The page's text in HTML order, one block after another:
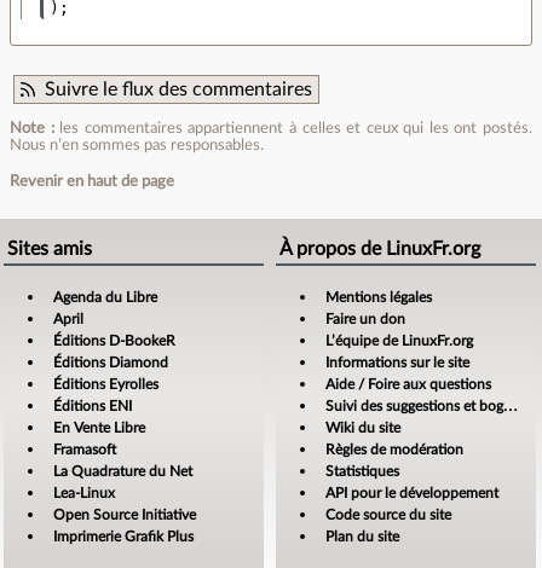
);
Suivre le flux des commentaires
Note :les commentaires appartiennent à celles et ceux qui les ont postés.
Nous n’en sommes pas responsables.
Revenir en haut de page
Sites amis
Agenda du Libre
April
Éditions D-BookeR
Éditions Diamond
Éditions Eyrolles
Éditions ENI
En Vente Libre
Framasoft
La Quadrature du Net
Lea-Linux
Open Source Initiative
Imprimerie Grafik Plus
À propos de LinuxFr.org
Mentions légales
Faire un don
L’équipe de LinuxFr.org
Informations sur le site
Aide / Foire aux questions
Suivi des suggestions et bogues
Wiki du site
Règles de modération
Statistiques
API pour le développement
Code source du site
Plan du site